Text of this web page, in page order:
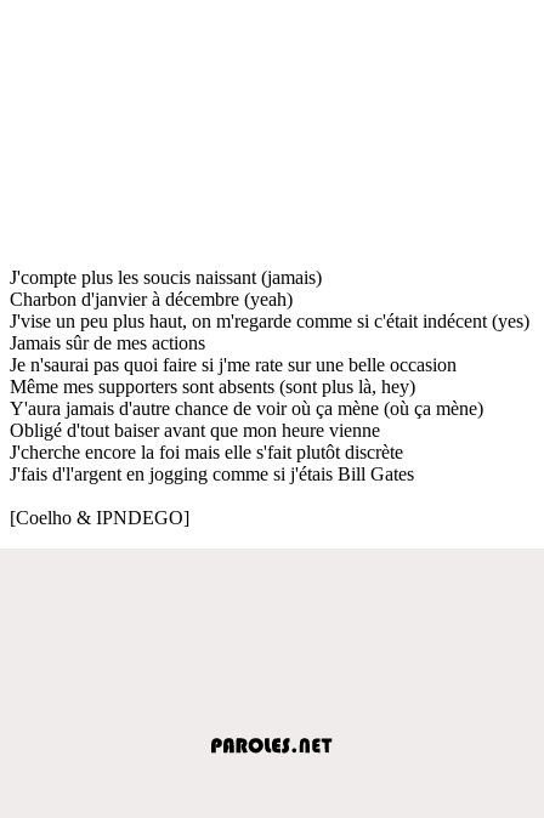
J'compte plus les soucis naissant (jamais)
Charbon d'janvier à décembre (yeah)
J'vise un peu plus haut, on m'regarde comme si c'était indécent (yes)
Jamais sûr de mes actions
Je n'saurai pas quoi faire si j'me rate sur une belle occasion
Même mes supporters sont absents (sont plus là, hey)
Y'aura jamais d'autre chance de voir où ça mène (où ça mène)
Obligé d'tout baiser avant que mon heure vienne
J'cherche encore la foi mais elle s'fait plutôt discrète
J'fais d'l'argent en jogging comme si j'étais Bill Gates
[Coelho & IPNDEGO]